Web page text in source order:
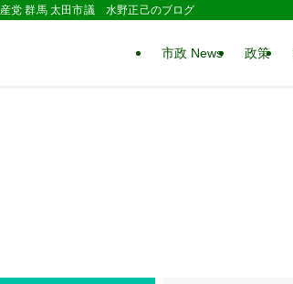
党 群馬 太田市議 水野正己のブログ
市政 News 政策